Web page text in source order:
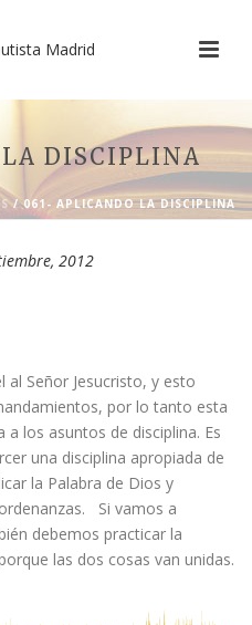
DISCIPLINA
/ 061- APLICANDO LA DISCIPLINA
2012
al Señor Jesucristo, y esto
por lo tanto esta
a los asuntos de disciplina. Es
una disciplina apropiada de
la Palabra de Dios y
Si vamos a
debemos practicar la
las dos cosas van unidas.